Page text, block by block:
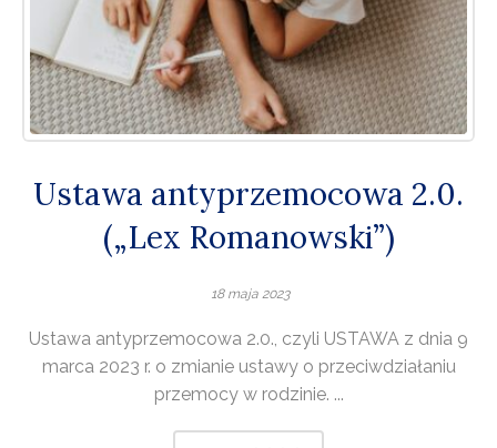
Ustawa antyprzemocowa 2.0.
(„Lex Romanowski”)
18 maja 2023
Ustawa antyprzemocowa 2.0., czyli USTAWA z dnia 9
marca 2023 r. o zmianie ustawy o przeciwdziałaniu
przemocy w rodzinie. ...